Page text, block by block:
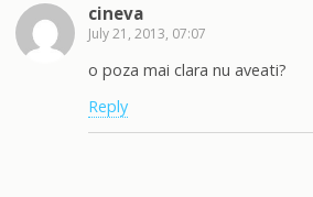
cineva
July 21, 2013, 07:07
o poza mai clara nu aveati?
Reply